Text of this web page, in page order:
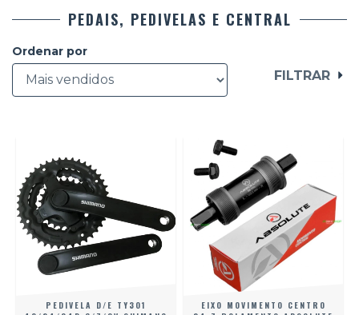
PEDAIS, PEDIVELAS E CENTRAL
Ordenar por
FILTRAR
PEDIVELA D/E TY301
EIXO MOVIMENTO CENTRO